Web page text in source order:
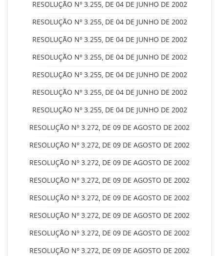
RESOLUÇÃO Nº 3.255, DE 04 DE JUNHO DE 2002
RESOLUÇÃO Nº 3.255, DE 04 DE JUNHO DE 2002
RESOLUÇÃO Nº 3.255, DE 04 DE JUNHO DE 2002
RESOLUÇÃO Nº 3.255, DE 04 DE JUNHO DE 2002
RESOLUÇÃO Nº 3.255, DE 04 DE JUNHO DE 2002
RESOLUÇÃO Nº 3.255, DE 04 DE JUNHO DE 2002
RESOLUÇÃO Nº 3.255, DE 04 DE JUNHO DE 2002
RESOLUÇÃO Nº 3.272, DE 09 DE AGOSTO DE 2002
RESOLUÇÃO Nº 3.272, DE 09 DE AGOSTO DE 2002
RESOLUÇÃO Nº 3.272, DE 09 DE AGOSTO DE 2002
RESOLUÇÃO Nº 3.272, DE 09 DE AGOSTO DE 2002
RESOLUÇÃO Nº 3.272, DE 09 DE AGOSTO DE 2002
RESOLUÇÃO Nº 3.272, DE 09 DE AGOSTO DE 2002
RESOLUÇÃO Nº 3.272, DE 09 DE AGOSTO DE 2002
RESOLUÇÃO Nº 3.272, DE 09 DE AGOSTO DE 2002